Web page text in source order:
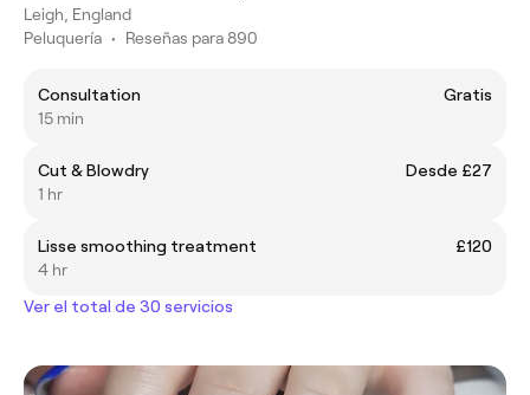
Leigh, England
Peluquería • Reseñas para 890
Consultation
Gratis
15 min
Cut & Blowdry
Desde £27
1 hr
Lisse smoothing treatment
£120
4 hr
Ver el total de 30 servicios